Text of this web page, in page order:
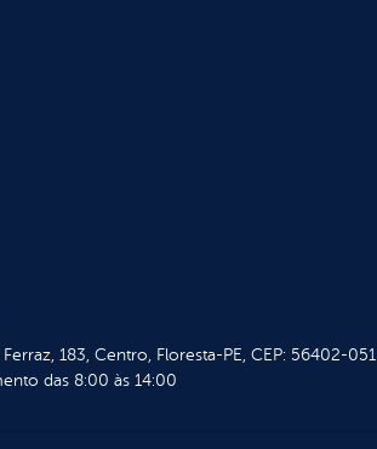
183, Centro, Floresta-PE, CEP: 56402-051
das 8:00 às 14:00